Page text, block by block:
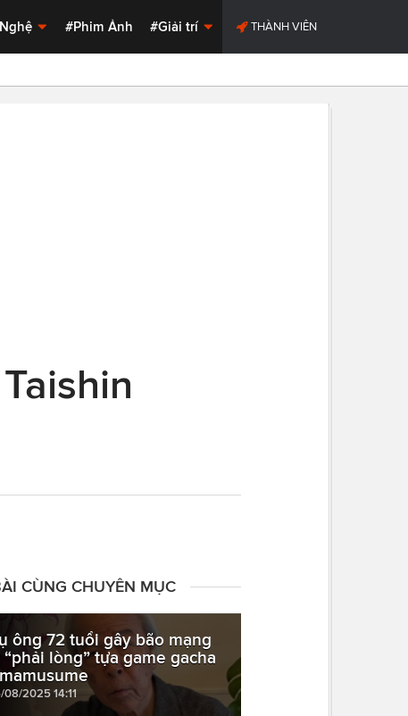
#Phim Ảnh #Giải trí THÀNH VIÊN
CÙNG CHUYÊN MỤC
ông 72 tuổi gây bão mạng
“phải lòng” tựa game gacha
08/2025 14:11